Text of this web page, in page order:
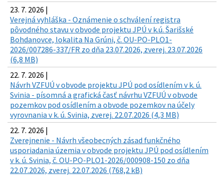
23. 7. 2026 |
Verejná vyhláška - Oznámenie o schválení registra
pôvodného stavu v obvode projektu JPÚ v k.ú. Šarišské
Bohdanovce, lokalita Na Grúni, č. OU-PO-PLO1-
2026/007286-337/FR zo dňa 23.07.2026, zverej. 23.07.2026
(6,8 MB)
22. 7. 2026 |
Návrh VZFUÚ v obvode projektu JPÚ pod osídlením v k. ú.
Svinia - písomná a grafická časť návrhu VZFUÚ v obvode
pozemkov pod osídlením a obvode pozemkov na účely
vyrovnania v k. ú. Svinia, zverej. 22.07.2026 (4,3 MB)
22. 7. 2026 |
Zverejnenie - Návrh všeobecných zásad funkčného
usporiadania územia v obvode projektu JPÚ pod osídlením
v k. ú. Svinia, č. OU-PO-PLO1-2026/000908-150 zo dňa
22.07.2026, zverej. 22.07.2026 (768,2 kB)